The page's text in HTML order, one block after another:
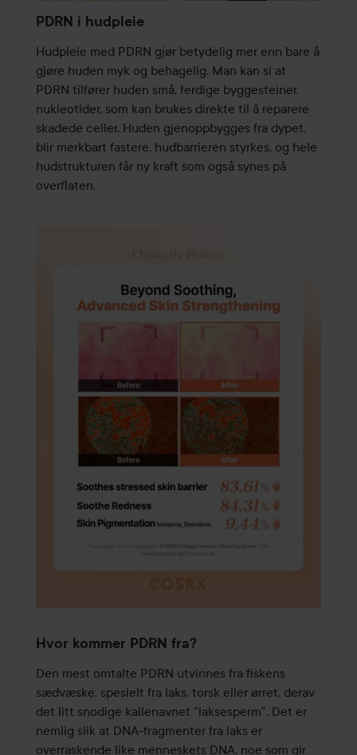
PDRN i hudpleie
Hudpleie med PDRN gjør betydelig mer enn bare å
gjøre huden myk og behagelig. Man kan si at
PDRN tilfører huden små, ferdige byggesteiner,
nukleotider, som kan brukes direkte til å reparere
skadede celler. Huden gjenoppbygges fra dypet,
blir merkbart fastere, hudbarrieren styrkes, og hele
hudstrukturen får ny kraft som også synes på
overflaten.
Hvor kommer PDRN fra?
Den mest omtalte PDRN utvinnes fra fiskens
sædvæske, spesielt fra laks, torsk eller ørret, derav
det litt snodige kallenavnet "laksesperm". Det er
nemlig slik at DNA-fragmenter fra laks er
overraskende like menneskets DNA, noe som gir